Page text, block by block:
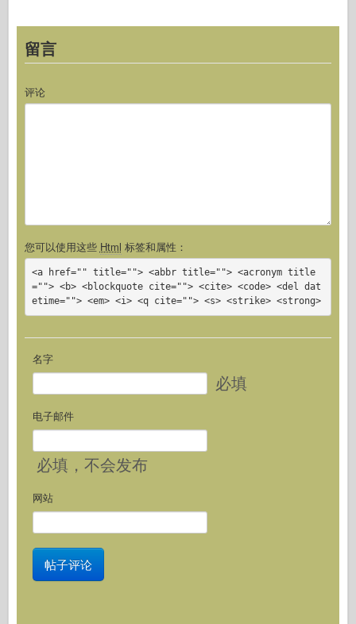
留言
评论
您可以使用这些 Html 标签和属性：
<a href="" title=""> <abbr title=""> <acronym title
=""> <b> <blockquote cite=""> <cite> <code> <del dat
etime=""> <em> <i> <q cite=""> <s> <strike> <strong>
名字
必填
电子邮件
必填 ，不会发布
网站